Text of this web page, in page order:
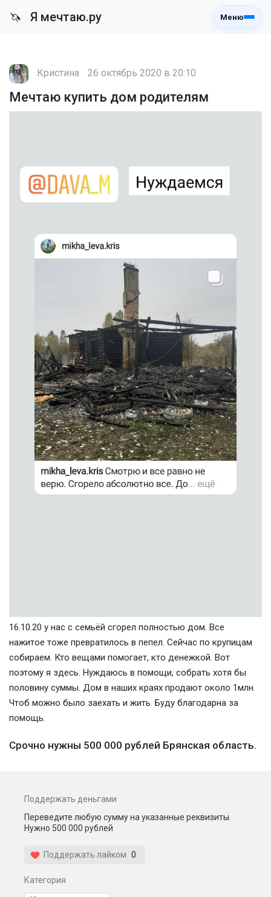
🦄 Я мечтаю.ру Меню
Кристина 26 октябрь 2020 в 20:10
Мечтаю купить дом родителям
16.10.20 у нас с семьёй сгорел полностью дом. Все
нажитое тоже превратилось в пепел. Сейчас по крупицам
собираем. Кто вещами помогает, кто денежкой. Вот
поэтому я здесь. Нуждаюсь в помощи, собрать хотя бы
половину суммы. Дом в наших краях продают около 1млн.
Чтоб можно было заехать и жить. Буду благодарна за
помощь.
Срочно нужны 500 000 рублей Брянская область.
Поддержать деньгами
Переведите любую сумму на указанные реквизиты.
Нужно 500 000 рублей
Поддержать лайком 0
Категория